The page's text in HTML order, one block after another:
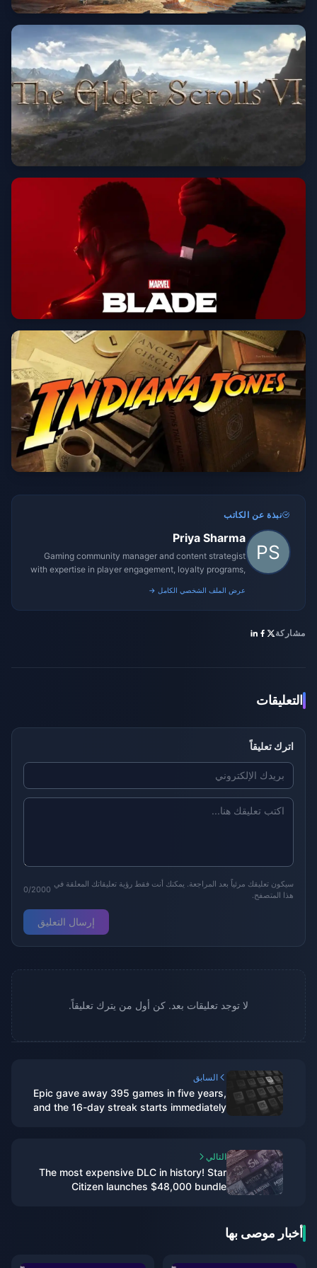
نبذة عن الكاتب
Priya Sharma
Gaming community manager and content strategist
with expertise in player engagement, loyalty programs,
عرض الملف الشخصي الكامل →
مشاركة
التعليقات
اترك تعليقاً
سيكون تعليقك مرئياً بعد المراجعة. يمكنك أنت فقط رؤية تعليقاتك المعلقة في
هذا المتصفح.
0/2000
إرسال التعليق
لا توجد تعليقات بعد. كن أول من يترك تعليقاً.
السابق
Epic gave away 395 games in five years,
and the 16-day streak starts immediately
التالي
The most expensive DLC in history! Star
Citizen launches $48,000 bundle
أخبار موصى بها